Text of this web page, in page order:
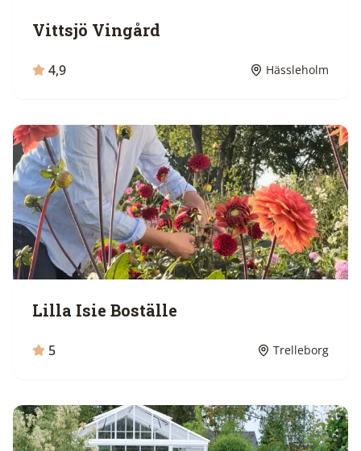
Vittsjö Vingård
4,9 Hässleholm
Lilla Isie Boställe
5 Trelleborg